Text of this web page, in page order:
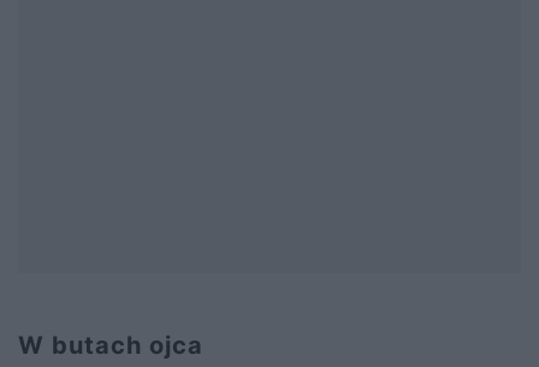
W butach ojca